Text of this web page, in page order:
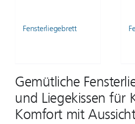
Fensterliegebrett
Gemütliche
und Liegekissen für
Komfort mit